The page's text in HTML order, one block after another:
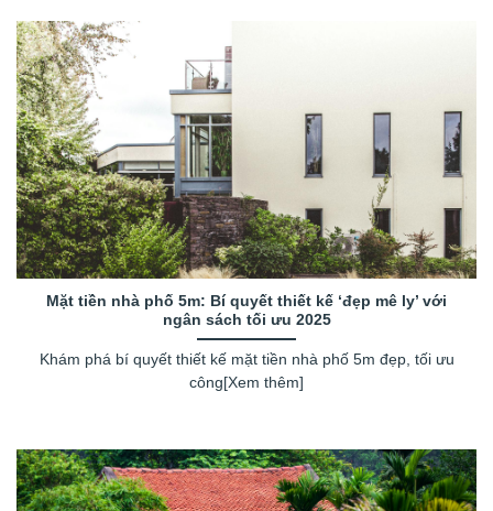
Mặt tiền nhà phố 5m: Bí quyết thiết kế ‘đẹp mê ly’ với
ngân sách tối ưu 2025
Khám phá bí quyết thiết kế mặt tiền nhà phố 5m đẹp, tối ưu
công[Xem thêm]